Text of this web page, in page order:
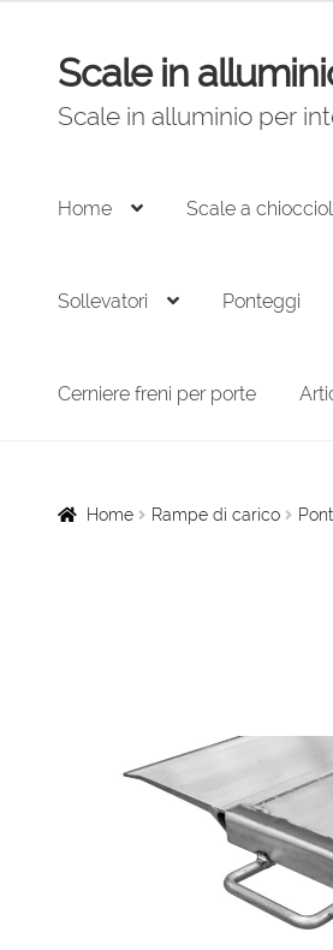
Vai
alla
navigazione
Vai
al
contenuto
Scale in
Scale in alluminio per
Home Scale a
Sollevatori Ponteggi
Cerniere freni per porte
Home Rampe di carico